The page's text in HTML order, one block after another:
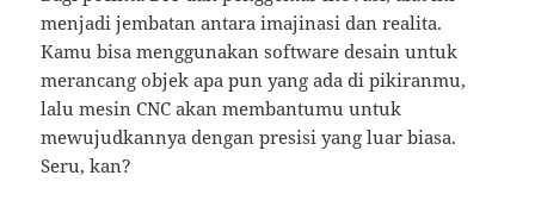
menjadi jembatan antara imajinasi dan realita.
Kamu bisa menggunakan software desain untuk
merancang objek apa pun yang ada di pikiranmu,
lalu mesin CNC akan membantumu untuk
mewujudkannya dengan presisi yang luar biasa.
Seru, kan?